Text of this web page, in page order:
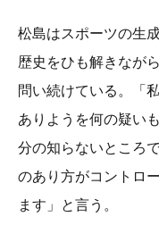
松島はスポーツの生
歴史をひも解きなが
問い続けている。「
ありようを何の疑い
分の知らないところ
のあり方がコントロ
ます」と言う。